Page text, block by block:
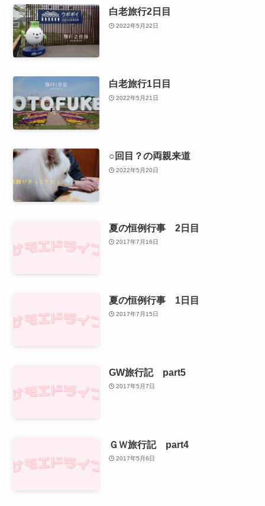
白老旅行2日目
2022年5月22日
白老旅行1日目
2022年5月21日
○回目？の両親来道
2022年5月20日
夏の恒例行事 2日目
2017年7月16日
夏の恒例行事 1日目
2017年7月15日
GW旅行記 part5
2017年5月7日
ＧＷ旅行記 part4
2017年5月6日